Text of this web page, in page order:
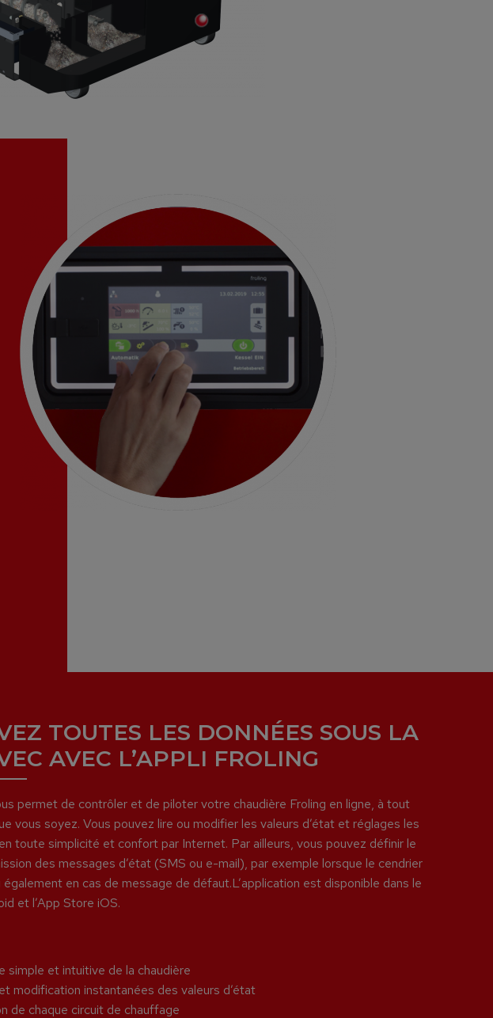
TOUTES LES DONNÉES SOUS LA
AVEC L’APPLI FROLING
permet de contrôler et de piloter votre chaudière Froling en ligne, à tout
vous soyez. Vous pouvez lire ou modifier les valeurs d’état et réglages les
toute simplicité et confort par Internet. Par ailleurs, vous pouvez définir le
des messages d’état (SMS ou e-mail), par exemple lorsque le cendrier
en cas de message de défaut.L’application est disponible dans le
et l’App Store iOS.
simple et intuitive de la chaudière
modification instantanées des valeurs d’état
de chaque circuit de chauffage